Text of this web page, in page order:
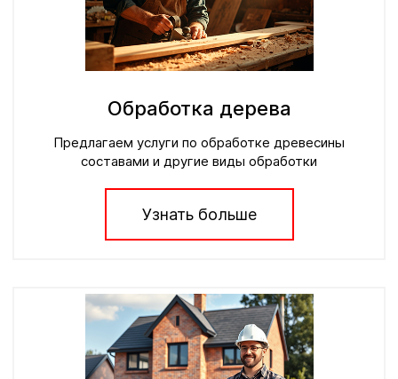
Обработка дерева
Предлагаем услуги по обработке древесины
составами и другие виды обработки
Узнать больше